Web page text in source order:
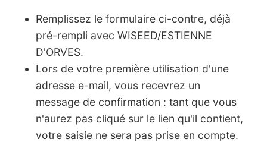
Remplissez le formulaire ci-contre, déjà
pré-rempli avec WISEED/ESTIENNE
D'ORVES.
Lors de votre première utilisation d'une
adresse e-mail, vous recevrez un
message de confirmation : tant que vous
n'aurez pas cliqué sur le lien qu'il contient,
votre saisie ne sera pas prise en compte.